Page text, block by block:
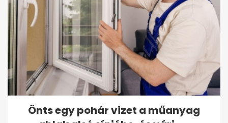
Önts egy pohár vizet a műanyag